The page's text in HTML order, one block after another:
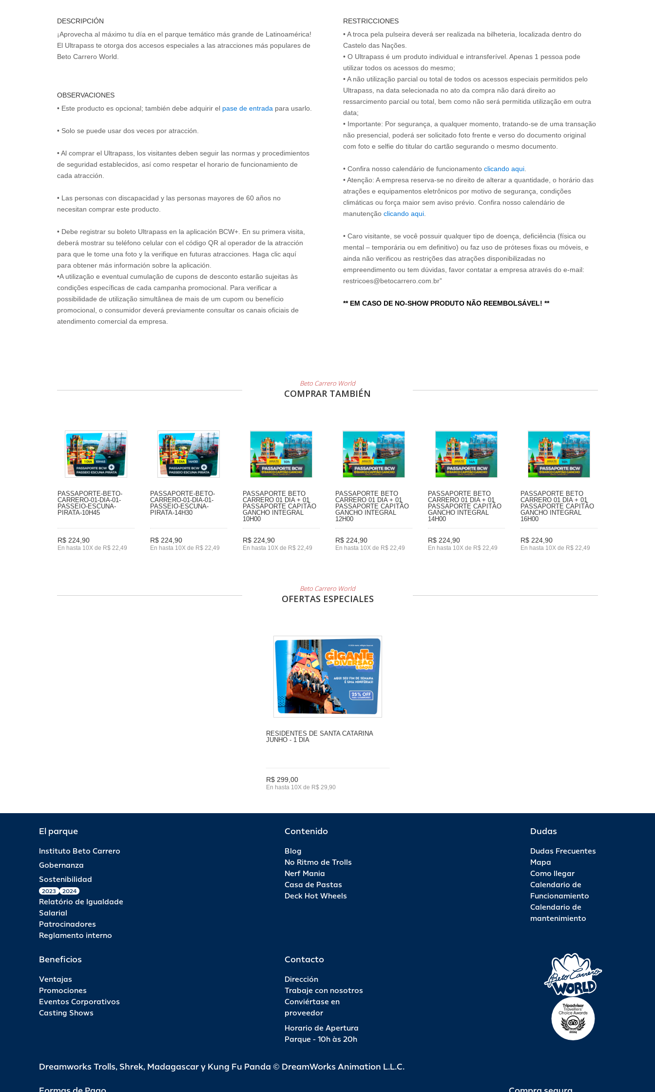
DESCRIPCIÓN
¡Aprovecha al máximo tu día en el parque temático más grande de Latinoamérica!
El Ultrapass te otorga dos accesos especiales a las atracciones más populares de
Beto Carrero World.
OBSERVACIONES
• Este producto es opcional; también debe adquirir el pase de entrada para usarlo.
• Solo se puede usar dos veces por atracción.
• Al comprar el Ultrapass, los visitantes deben seguir las normas y procedimientos
de seguridad establecidos, así como respetar el horario de funcionamiento de
cada atracción.
• Las personas con discapacidad y las personas mayores de 60 años no
necesitan comprar este producto.
• Debe registrar su boleto Ultrapass en la aplicación BCW+. En su primera visita,
deberá mostrar su teléfono celular con el código QR al operador de la atracción
para que le tome una foto y la verifique en futuras atracciones. Haga clic aquí
para obtener más información sobre la aplicación.
•A utilização e eventual cumulação de cupons de desconto estarão sujeitas às
condições específicas de cada campanha promocional. Para verificar a
possibilidade de utilização simultânea de mais de um cupom ou benefício
promocional, o consumidor deverá previamente consultar os canais oficiais de
atendimento comercial da empresa.
RESTRICCIONES
• A troca pela pulseira deverá ser realizada na bilheteria, localizada dentro do
Castelo das Nações.
• O Ultrapass é um produto individual e intransferível. Apenas 1 pessoa pode
utilizar todos os acessos do mesmo;
• A não utilização parcial ou total de todos os acessos especiais permitidos pelo
Ultrapass, na data selecionada no ato da compra não dará direito ao
ressarcimento parcial ou total, bem como não será permitida utilização em outra
data;
• Importante: Por segurança, a qualquer momento, tratando-se de uma transação
não presencial, poderá ser solicitado foto frente e verso do documento original
com foto e selfie do titular do cartão segurando o mesmo documento.
• Confira nosso calendário de funcionamento clicando aqui.
• Atenção: A empresa reserva-se no direito de alterar a quantidade, o horário das
atrações e equipamentos eletrônicos por motivo de segurança, condições
climáticas ou força maior sem aviso prévio. Confira nosso calendário de
manutenção clicando aqui.
• Caro visitante, se você possuir qualquer tipo de doença, deficiência (física ou
mental – temporária ou em definitivo) ou faz uso de próteses fixas ou móveis, e
ainda não verificou as restrições das atrações disponibilizadas no
empreendimento ou tem dúvidas, favor contatar a empresa através do e-mail:
restricoes@betocarrero.com.br”
** EM CASO DE NO-SHOW PRODUTO NÃO REEMBOLSÁVEL! **
Beto Carrero World
COMPRAR TAMBIÉN
PASSAPORTE-BETO-
CARRERO-01-DIA-01-
PASSEIO-ESCUNA-
PIRATA-10H45
R$ 224,90
En hasta 10X de R$ 22,49
PASSAPORTE-BETO-
CARRERO-01-DIA-01-
PASSEIO-ESCUNA-
PIRATA-14H30
R$ 224,90
En hasta 10X de R$ 22,49
PASSAPORTE BETO
CARRERO 01 DIA + 01
PASSAPORTE CAPITÃO
GANCHO INTEGRAL
10H00
R$ 224,90
En hasta 10X de R$ 22,49
PASSAPORTE BETO
CARRERO 01 DIA + 01
PASSAPORTE CAPITÃO
GANCHO INTEGRAL
12H00
R$ 224,90
En hasta 10X de R$ 22,49
PASSAPORTE BETO
CARRERO 01 DIA + 01
PASSAPORTE CAPITÃO
GANCHO INTEGRAL
14H00
R$ 224,90
En hasta 10X de R$ 22,49
PASSAPORTE BETO
CARRERO 01 DIA + 01
PASSAPORTE CAPITÃO
GANCHO INTEGRAL
16H00
R$ 224,90
En hasta 10X de R$ 22,49
Beto Carrero World
OFERTAS ESPECIALES
RESIDENTES DE SANTA CATARINA
JUNHO - 1 DIA
R$ 299,00
En hasta 10X de R$ 29,90
El parque
Instituto Beto Carrero
Gobernanza
Sostenibilidad
2023 2024
Relatório de Igualdade
Salarial
Patrocinadores
Reglamento interno
Contenido
Blog
No Ritmo de Trolls
Nerf Mania
Casa de Pastas
Deck Hot Wheels
Dudas
Dudas Frecuentes
Mapa
Como llegar
Calendario de
Funcionamiento
Calendario de
mantenimiento
Beneficios
Ventajas
Promociones
Eventos Corporativos
Casting Shows
Contacto
Dirección
Trabaje con nosotros
Conviértase en
proveedor
Horario de Apertura
Parque - 10h às 20h
Dreamworks Trolls, Shrek, Madagascar y Kung Fu Panda © DreamWorks Animation L.L.C.